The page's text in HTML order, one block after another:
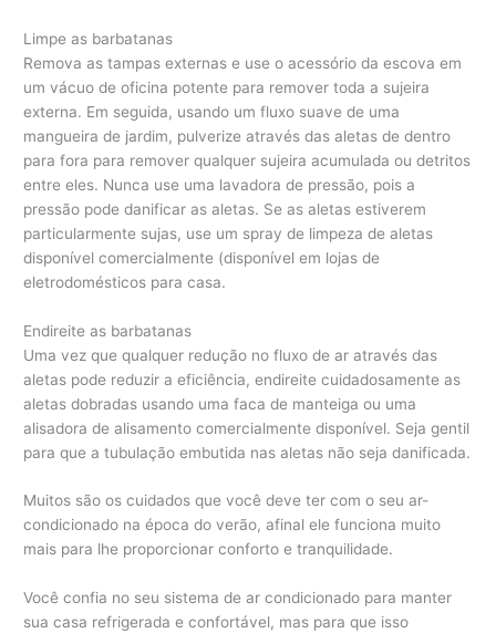
Limpe as barbatanas
Remova as tampas externas e use o acessório da escova em
um vácuo de oficina potente para remover toda a sujeira
externa. Em seguida, usando um fluxo suave de uma
mangueira de jardim, pulverize através das aletas de dentro
para fora para remover qualquer sujeira acumulada ou detritos
entre eles. Nunca use uma lavadora de pressão, pois a
pressão pode danificar as aletas. Se as aletas estiverem
particularmente sujas, use um spray de limpeza de aletas
disponível comercialmente (disponível em lojas de
eletrodomésticos para casa.
Endireite as barbatanas
Uma vez que qualquer redução no fluxo de ar através das
aletas pode reduzir a eficiência, endireite cuidadosamente as
aletas dobradas usando uma faca de manteiga ou uma
alisadora de alisamento comercialmente disponível. Seja gentil
para que a tubulação embutida nas aletas não seja danificada.
Muitos são os cuidados que você deve ter com o seu ar-
condicionado na época do verão, afinal ele funciona muito
mais para lhe proporcionar conforto e tranquilidade.
Você confia no seu sistema de ar condicionado para manter
sua casa refrigerada e confortável, mas para que isso